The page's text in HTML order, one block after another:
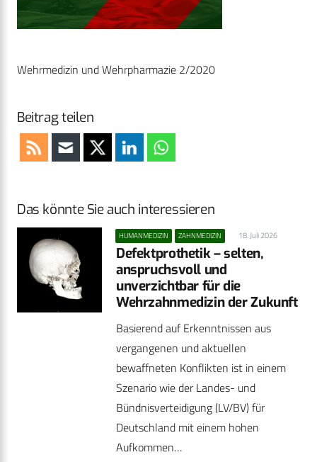
Wehrmedizin und Wehrpharmazie 2/2020
Beitrag teilen
Das könnte Sie auch interessieren
HUMANMEDIZIN ZAHNMEDIZIN 18. Juli 2026
Defektprothetik – selten,
anspruchsvoll und
unverzichtbar für die
Wehrzahnmedizin der Zukunft
Basierend auf Erkenntnissen aus
vergangenen und aktuellen
bewaffneten Konflikten ist in einem
Szenario wie der Landes- und
Bündnisverteidigung (LV/BV) für
Deutschland mit einem hohen
Aufkommen…